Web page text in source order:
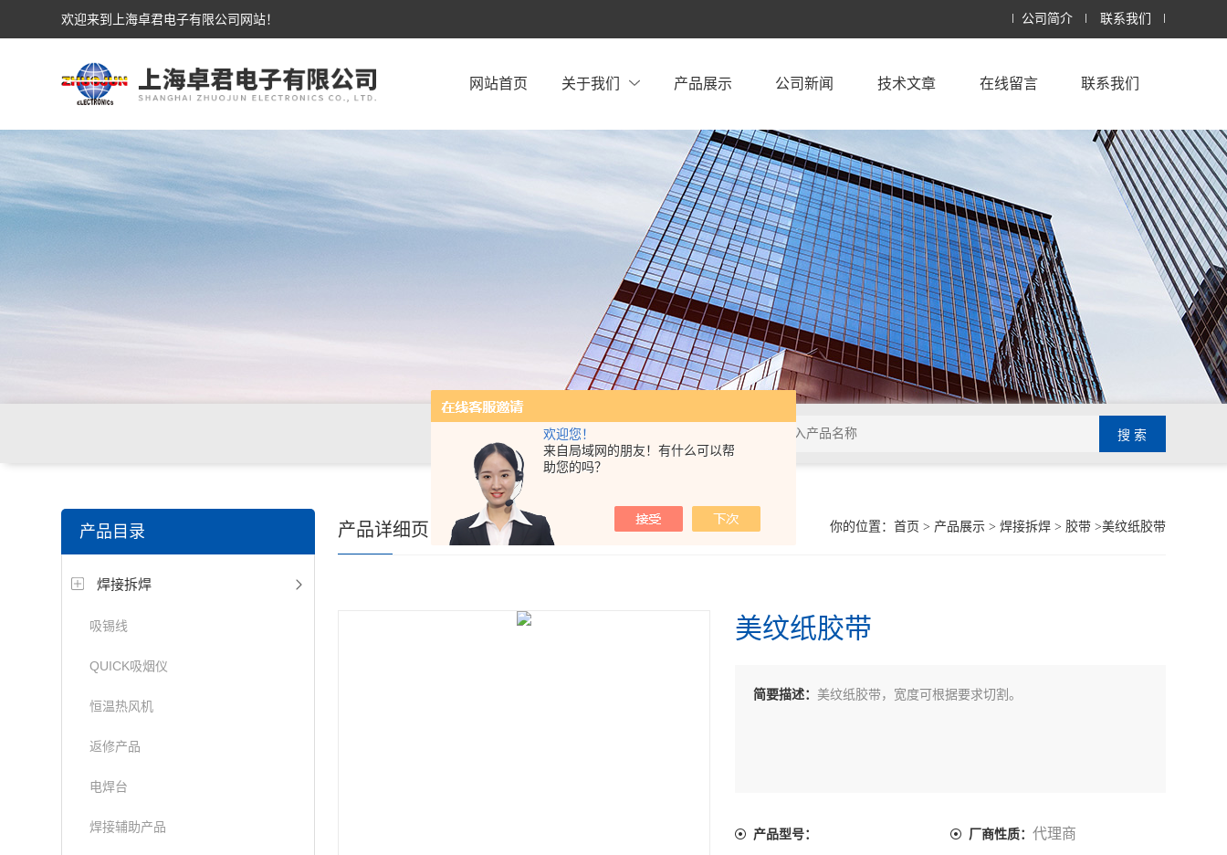
欢迎您！
来自局域网的朋友！有什么可以帮
助您的吗？
欢迎来到上海卓君电子有限公司网站！ 公司简介 联系我们
网站首页 关于我们 产品展示 公司新闻 技术文章 在线留言 联系我们
产品目录
焊接拆焊
吸锡线
QUICK吸烟仪
恒温热风机
返修产品
电焊台
焊接辅助产品
你的位置： 首页 > 产品展示> 焊接拆焊> 胶带>美纹纸胶带
产品详细页
美纹纸胶带
简要描述：美纹纸胶带，宽度可根据要求切割。
产品型号： 厂商性质： 代理商